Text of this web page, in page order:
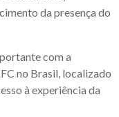
da presença do
com a
no Brasil, localizado
à experiência da